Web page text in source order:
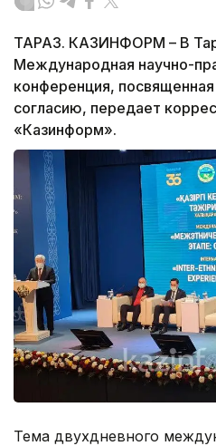
ТАРАЗ. КАЗИНФОРМ – В
Международная научно-
конференция,
согласию, передает
«Казинформ».
Тема двухдневного